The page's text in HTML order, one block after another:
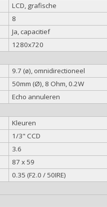
LCD, grafische
8
Ja, capacitief
1280x720
9.7 (ø), omnidirectioneel
50mm (Ø), 8 Ohm, 0.2W
Echo annuleren
Kleuren
1/3" CCD
3.6
87 x 59
0.35 (F2.0 / 50IRE)